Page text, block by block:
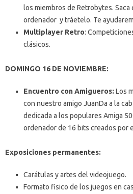
los miembros de Retrobytes.
ordenador y tráetelo. Te
Multiplayer Retro:
clásicos.
DOMINGO 16 DE NOVIEMBRE:
Encuentro con Amigueros: Los
con nuestro amigo JuanDa a la
dedicada a los populares Amiga
ordenador de 16 bits creados por
Exposiciones permanentes:
Carátulas y artes del videojuego.
Formato fisico de los juegos en